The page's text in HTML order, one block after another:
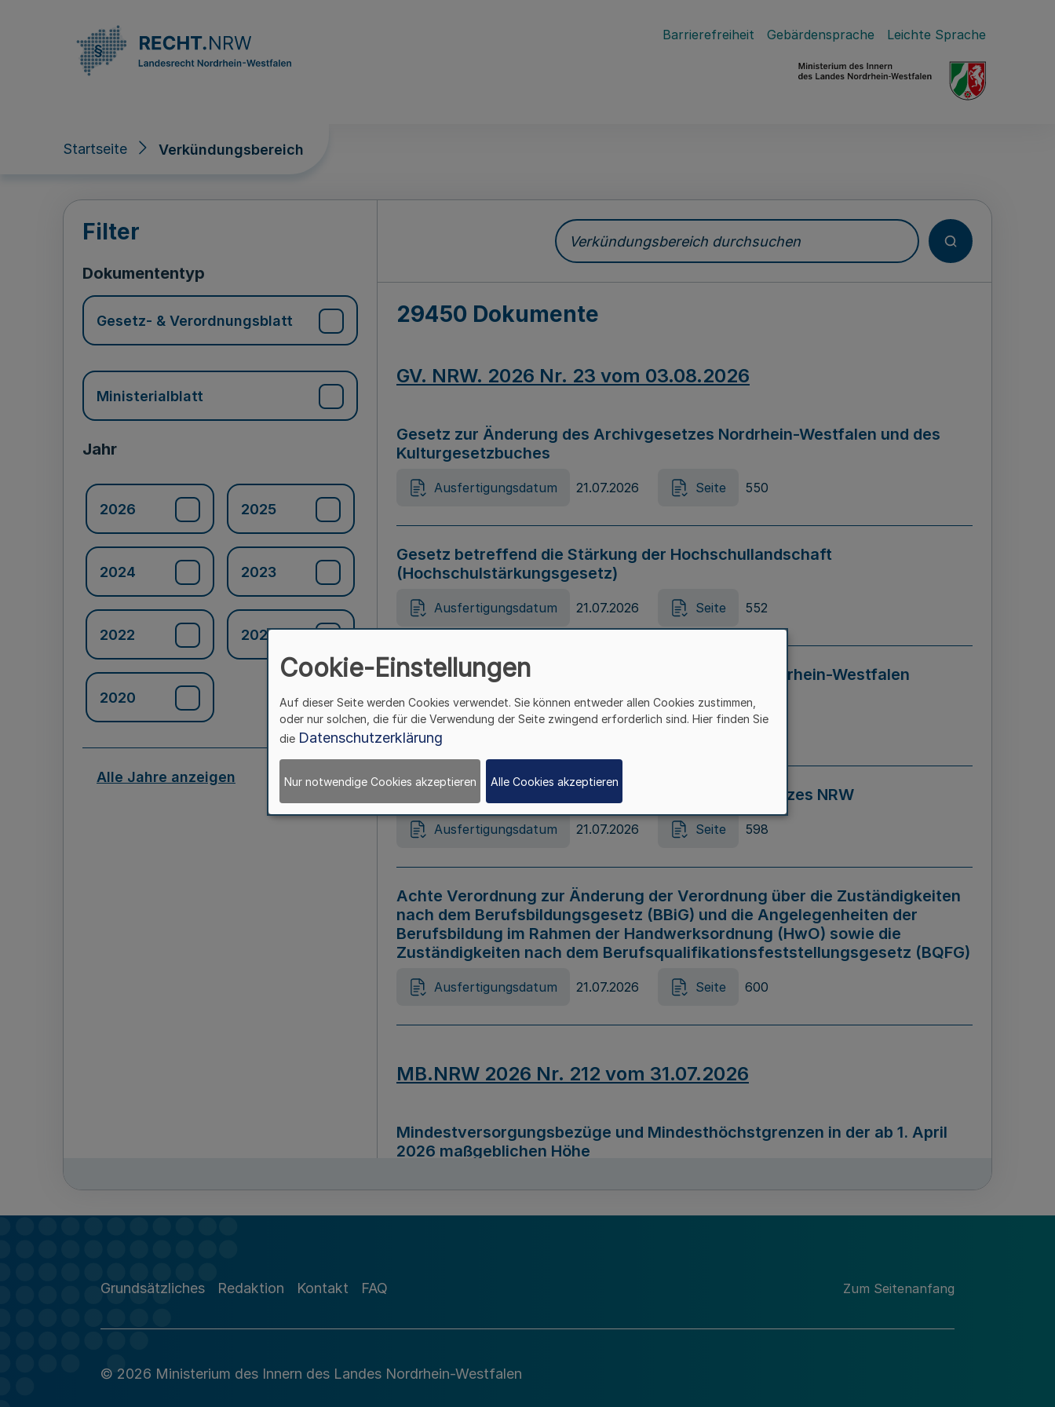
Barrierefreiheit Gebärdensprache Leichte Sprache
Startseite Verkündungsbereich
Verkündungsbereich
Filter
Dokumententyp
Gesetz- & Verordnungsblatt
Ministerialblatt
Jahr
2026 2025
2024 2023
2022 2021
2020
Alle Jahre anzeigen
Verkündungsbereich durchsuchen
29450 Dokumente
GV. NRW. 2026 Nr. 23 vom 03.08.2026
Gesetz zur Änderung des Archivgesetzes Nordrhein-Westfalen und des
Kulturgesetzbuches
Ausfertigungsdatum 21.07.2026 Seite 550
Gesetz betreffend die Stärkung der Hochschullandschaft
(Hochschulstärkungsgesetz)
Ausfertigungsdatum 21.07.2026 Seite 552
Gesetz zur Vermeidung von Diskriminierung in Nordrhein-Westfalen
(Landesantidiskriminierungsgesetz – LADG NRW)
Ausfertigungsdatum 21.07.2026 Seite 595
Gesetz zur Änderung des Online-Casinospiel Gesetzes NRW
Ausfertigungsdatum 21.07.2026 Seite 598
Achte Verordnung zur Änderung der Verordnung über die Zuständigkeiten
nach dem Berufsbildungsgesetz (BBiG) und die Angelegenheiten der
Berufsbildung im Rahmen der Handwerksordnung (HwO) sowie die
Zuständigkeiten nach dem Berufsqualifikationsfeststellungsgesetz (BQFG)
Ausfertigungsdatum 21.07.2026 Seite 600
MB.NRW 2026 Nr. 212 vom 31.07.2026
Mindestversorgungsbezüge und Mindesthöchstgrenzen in der ab 1. April
2026 maßgeblichen Höhe
Richtlinie zur Durchführung des Förderprogramms „Mittelstand Innovativ &
Grundsätzliches Redaktion Kontakt FAQ Zum Seitenanfang
© 2026 Ministerium des Innern des Landes Nordrhein-Westfalen
Cookie-Einstellungen
Auf dieser Seite werden Cookies verwendet. Sie können entweder allen Cookies zustimmen,
oder nur solchen, die für die Verwendung der Seite zwingend erforderlich sind. Hier finden Sie
die Datenschutzerklärung
Nur notwendige Cookies akzeptieren Alle Cookies akzeptieren